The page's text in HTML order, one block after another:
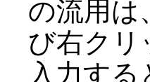
の流用は
び右クリ
入力す